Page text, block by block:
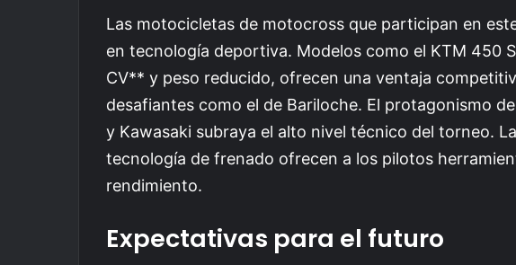
Las motocicletas de motocross que participan en
en tecnología deportiva. Modelos como el KTM 450
CV** y peso reducido, ofrecen una ventaja
desafiantes como el de Bariloche. El protagonismo
y Kawasaki subraya el alto nivel técnico del torneo.
tecnología de frenado ofrecen a los pilotos
rendimiento.
Expectativas para el futuro